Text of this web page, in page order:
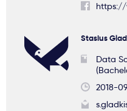
https://
Stasius
Data
2018-09